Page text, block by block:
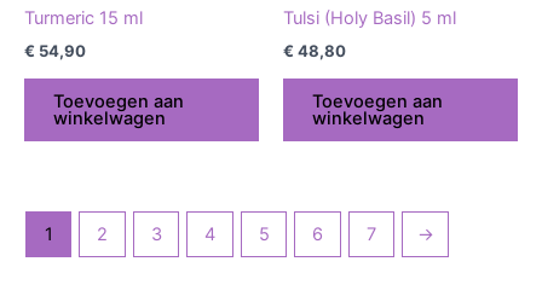
Turmeric 15 ml
€ 54,90
Toevoegen aan
winkelwagen
Tulsi (Holy Basil) 5 ml
€ 48,80
Toevoegen aan
winkelwagen
1 2 3 4 5 6 7 →